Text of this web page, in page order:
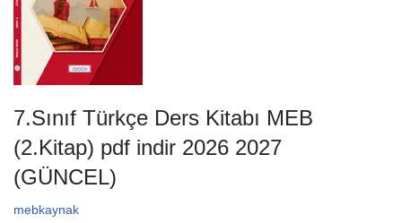
7.Sınıf Türkçe Ders Kitabı MEB
(2.Kitap) pdf indir 2026 2027
(GÜNCEL)
mebkaynak